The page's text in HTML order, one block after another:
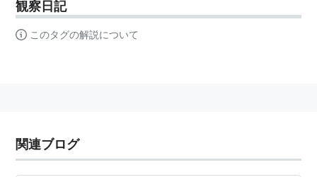
観察日記
このタグの解説について
関連ブログ